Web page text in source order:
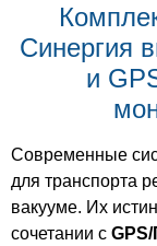
Синергия
и
Современные
для транспорта
вакууме. Их
сочетании с